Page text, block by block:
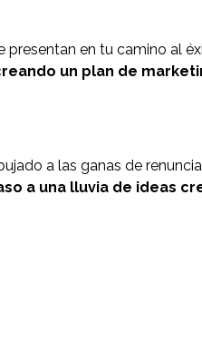
presentan en tu camino al
un plan de
a las ganas de
a una lluvia de ideas